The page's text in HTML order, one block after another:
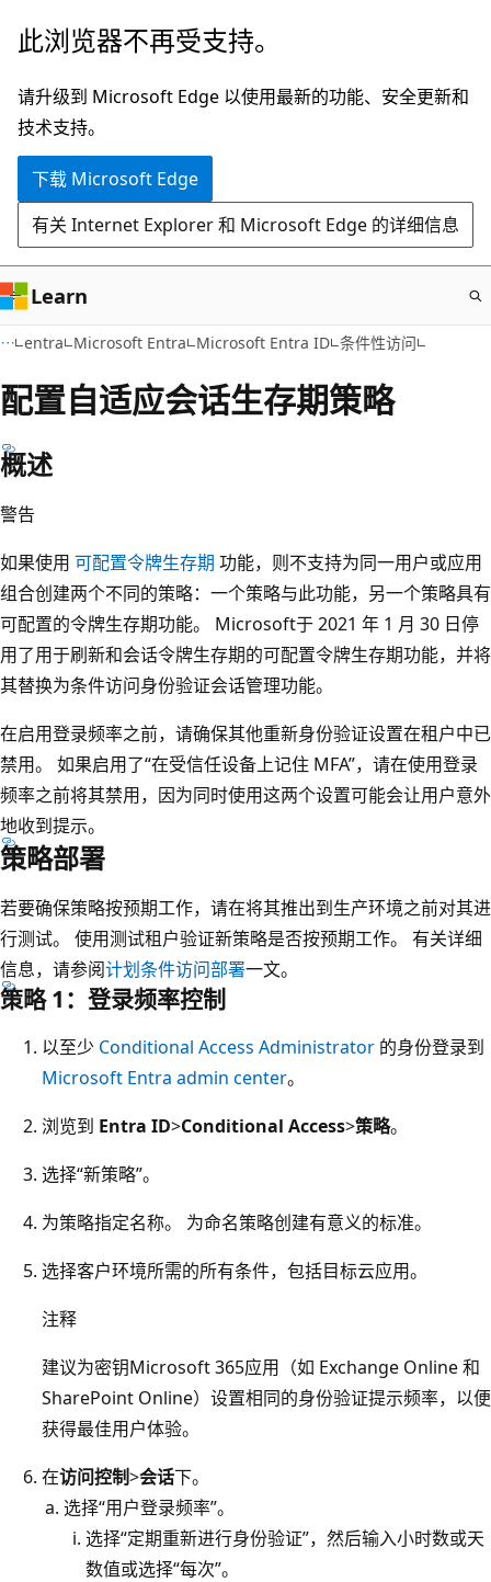
跳
主
要
内
此浏览器不再受支持。
请升级到 Microsoft Edge 以使用最新的功能、安全更新和
技术支持。
下载 Microsoft Edge
有关 Internet Explorer 和 Microsoft Edge 的详细信息
Learn
entra Microsoft Entra Microsoft Entra ID 条件性访问
配置自适应会话生存期策略
概述
警告
如果使用 可配置令牌生存期 功能，则不支持为同一用户或应用
组合创建两个不同的策略：一个策略与此功能，另一个策略具有
可配置的令牌生存期功能。 Microsoft于 2021 年 1 月 30 日停
用了用于刷新和会话令牌生存期的可配置令牌生存期功能，并将
其替换为条件访问身份验证会话管理功能。
在启用登录频率之前，请确保其他重新身份验证设置在租户中已
禁用。 如果启用了“在受信任设备上记住 MFA”，请在使用登录
频率之前将其禁用，因为同时使用这两个设置可能会让用户意外
地收到提示。
策略部署
若要确保策略按预期工作，请在将其推出到生产环境之前对其进
行测试。 使用测试租户验证新策略是否按预期工作。 有关详细
信息，请参阅计划条件访问部署一文。
策略 1：登录频率控制
以至少 Conditional Access Administrator 的身份登录到
Microsoft Entra admin center。
浏览到 Entra ID>Conditional Access>策略。
选择“新策略”。
为策略指定名称。 为命名策略创建有意义的标准。
选择客户环境所需的所有条件，包括目标云应用。
注释
建议为密钥Microsoft 365应用（如 Exchange Online 和
SharePoint Online）设置相同的身份验证提示频率，以便
获得最佳用户体验。
在访问控制>会话下。
选择“用户登录频率”。
选择“定期重新进行身份验证”，然后输入小时数或天
数值或选择“每次”。